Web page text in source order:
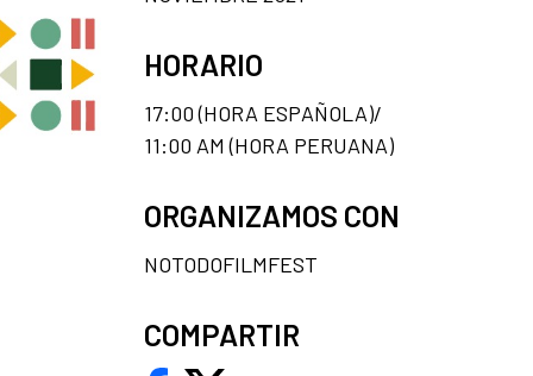
HORARIO
17:00 (HORA ESPAÑOLA)/
11:00 AM (HORA PERUANA)
ORGANIZAMOS CON
NOTODOFILMFEST
COMPARTIR